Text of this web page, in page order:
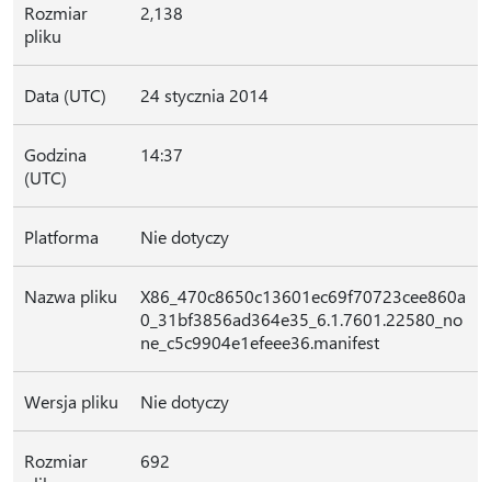
Rozmiar
pliku
2,138
Data (UTC) 24 stycznia 2014
Godzina
(UTC)
14:37
Platforma Nie dotyczy
Nazwa pliku
X86_470c8650c13601ec69f70723cee860a
0_31bf3856ad364e35_6.1.7601.22580_no
ne_c5c9904e1efeee36.manifest
Wersja pliku Nie dotyczy
Rozmiar
692